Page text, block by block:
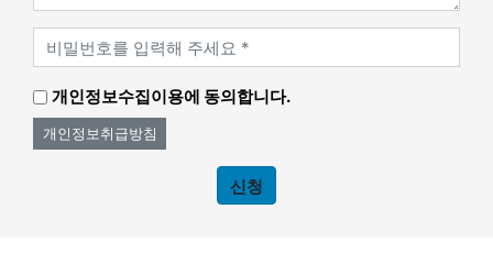
개인정보수집이용에 동의합니다.
개인정보취급방침
신청